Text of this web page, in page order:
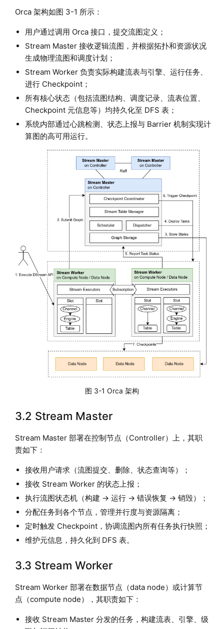
Orca 架构如图 3-1 所示：
用户通过调用 Orca 接口，提交流图定义；
Stream Master 接收逻辑流图，并根据拓扑和资源状况
生成物理流图和调度计划；
Stream Worker 负责实际构建流表与引擎、运行任务、
进行 Checkpoint；
所有核心状态（包括流图结构、调度记录、流表位置、
Checkpoint 元信息等）均持久化至 DFS 表；
系统内部通过心跳检测、状态上报与 Barrier 机制实现计
算图的高可用运行。
图 3-1 Orca 架构
3.2 Stream Master
Stream Master 部署在控制节点（Controller）上，其职
责如下：
接收用户请求（流图提交、删除、状态查询等）；
接收 Stream Worker 的状态上报；
执行流图状态机（构建 → 运行 → 错误恢复 → 销毁）；
分配任务到各个节点，管理并行度与资源隔离；
定时触发 Checkpoint，协调流图内所有任务执行快照；
维护元信息，持久化到 DFS 表。
3.3 Stream Worker
Stream Worker 部署在数据节点（data node）或计算节
点（compute node），其职责如下：
接收 Stream Master 分发的任务，构建流表、引擎、级